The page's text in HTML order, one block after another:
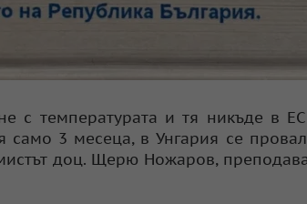
с температурата и тя никъде в
3 месеца, в Унгария се
доц. Щерю Ножаров,